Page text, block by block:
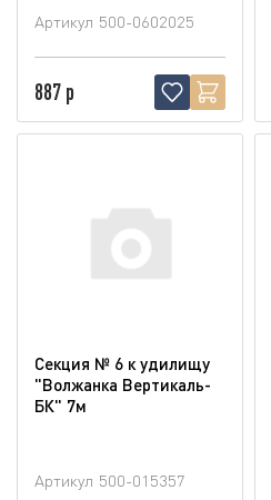
Артикул 500-0602025
887 р
Секция № 6 к удилищу
"Волжанка Вертикаль-
БК" 7м
Артикул 500-015357